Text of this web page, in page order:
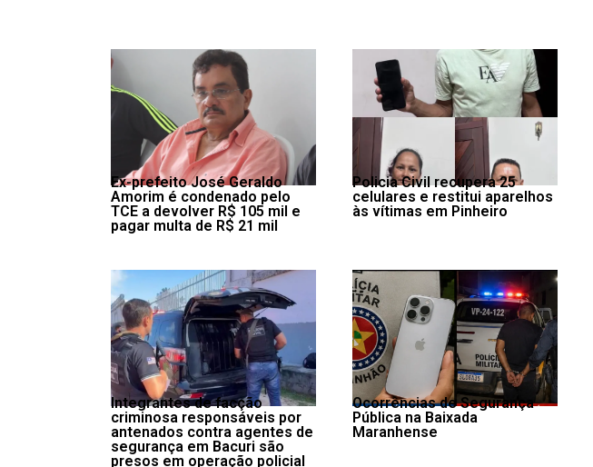
Ex-prefeito José Geraldo
Amorim é condenado pelo
TCE a devolver R$ 105 mil e
pagar multa de R$ 21 mil
Policia Civil recupera 25
celulares e restitui aparelhos
às vítimas em Pinheiro
Integrantes de facção
criminosa responsáveis por
antenados contra agentes de
segurança em Bacuri são
presos em operação policial
Ocorrências de Segurança
Pública na Baixada
Maranhense